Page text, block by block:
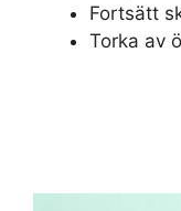
Fortsätt
Torka av